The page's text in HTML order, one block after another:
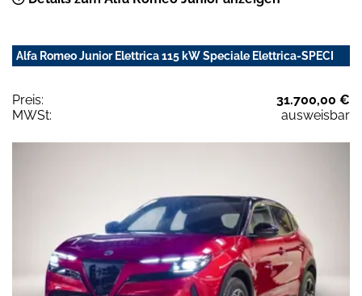
Alfa Romeo Junior Elettrica 115 kW Speciale Elettrica-SPECI
Preis:
31.700,00 €
MWSt:
ausweisbar